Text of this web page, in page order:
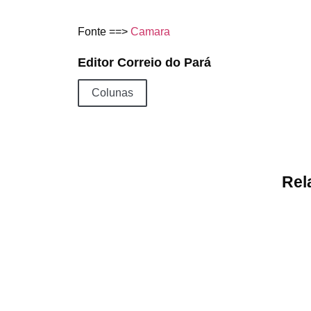
Fonte ==> Camara
Editor Correio do Pará
Colunas